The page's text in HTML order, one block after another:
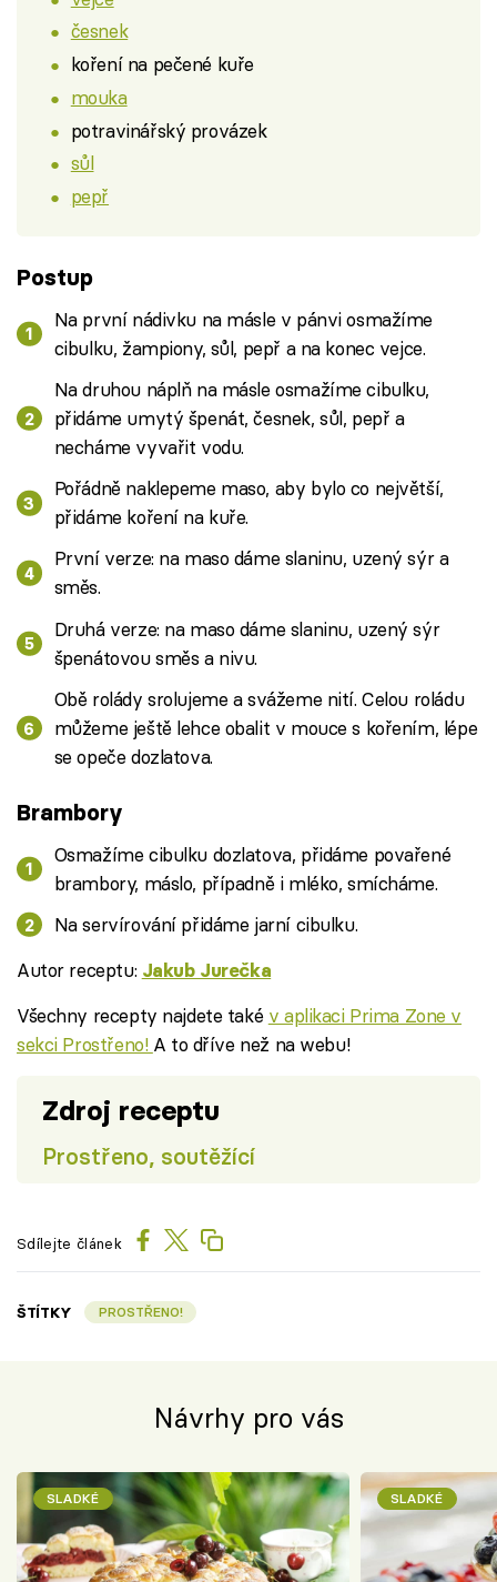
česnek
koření na pečené kuře
mouka
potravinářský provázek
sůl
pepř
Postup
Na první nádivku na másle v pánvi osmažíme
cibulku, žampiony, sůl, pepř a na konec vejce.
Na druhou náplň na másle osmažíme cibulku,
přidáme umytý špenát, česnek, sůl, pepř a
necháme vyvařit vodu.
Pořádně naklepeme maso, aby bylo co největší,
přidáme koření na kuře.
První verze: na maso dáme slaninu, uzený sýr a
směs.
Druhá verze: na maso dáme slaninu, uzený sýr
špenátovou směs a nivu.
Obě rolády srolujeme a svážeme nití. Celou roládu
můžeme ještě lehce obalit v mouce s kořením, lépe
se opeče dozlatova.
Brambory
Osmažíme cibulku dozlatova, přidáme povařené
brambory, máslo, případně i mléko, smícháme.
Na servírování přidáme jarní cibulku.
Autor receptu: Jakub Jurečka
Všechny recepty najdete také v aplikaci Prima Zone v
sekci Prostřeno! A to dříve než na webu!
Zdroj receptu
Prostřeno, soutěžící
Sdílejte článek
ŠTÍTKY PROSTŘENO!
Návrhy pro vás
SLADKÉ SLADKÉ